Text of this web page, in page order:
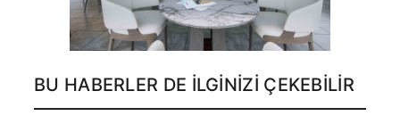
BU HABERLER DE İLGINIZI ÇEKEBILIR